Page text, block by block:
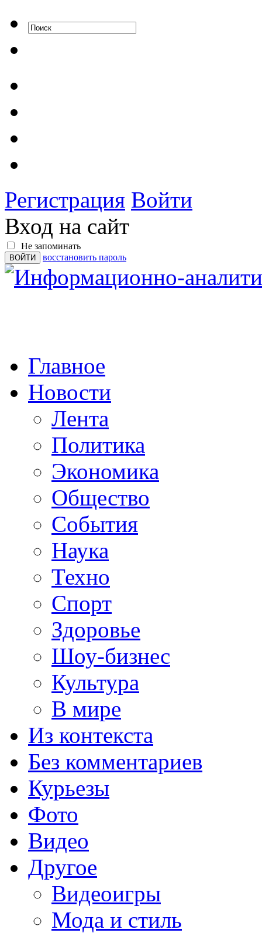
Регистрация Войти
Вход на сайт
Не запоминать
восстановить пароль
Главное
Новости
Лента
Политика
Экономика
Общество
События
Наука
Техно
Спорт
Здоровье
Шоу-бизнес
Культура
В мире
Из контекста
Без комментариев
Курьезы
Фото
Видео
Другое
Видеоигры
Мода и стиль